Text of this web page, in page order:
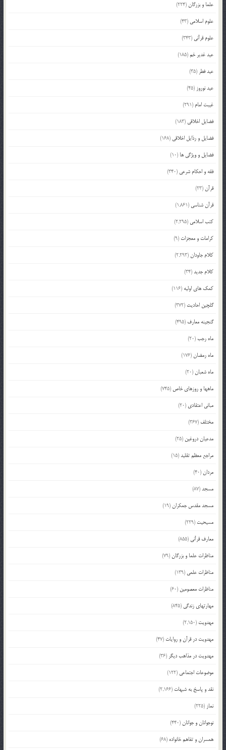
علما و بزرگان (224)
علوم اسلامی (43)
علوم قرآنی (343)
عید غدیر خم(185)
عید فطر (35)
عید نوروز (45)
غیبت امام (291)
فضایل اخلاقی (183)
فضایل و رذایل اخلاقی (168)
فضایل و ویژگی ها (10)
فقه و احکام شرعی (340)
قرآن (23)
قرآن شناسی (1,861)
کتب اسلامی (2,295)
کرامات و معجزات (9)
کلام جاودان (2,293)
کلام جدید(34)
کمک های اولیه (116)
گلچین احادیث (372)
گنجینه معارف (495)
ماه رجب(20)
ماه رمضان (176)
ماه شعبان (20)
ماهها و روزهای خاص (745)
مبانی اعتقادی (20)
مختلف (367)
مدعیان دروغین (25)
مراجع معظم تقلید(15)
مردان (40)
مسجد(87)
مسجد مقدس جمکران (19)
مسیحیت (229)
معارف قرآنی (855)
مناظرات علما و بزرگان (79)
مناظرات علمی (139)
مناظرات معصومین (60)
مهارتهای زندگی (845)
مهدویت (2,150)
مهدویت در قرآن و روایات (47)
مهدویت در مذاهب دیگر (36)
موضوعات اجتماعی (122)
نقد و پاسخ به شبهات (2,166)
نماز (225)
نوجوانان و جوانان (440)
همسران و تفاهم خانواده (68)